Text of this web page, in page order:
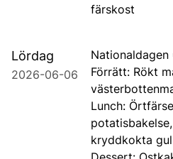
färskost
Lördag
2026-06-06
Nationaldagen
Förrätt: Rökt
Lunch:
kryddkokta